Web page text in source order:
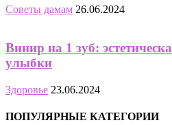
Советы дамам 26.06.2024
Винир на 1 зуб:
улыбки
Здоровье 23.06.2024
ПОПУЛЯРНЫЕ КАТЕГОРИИ